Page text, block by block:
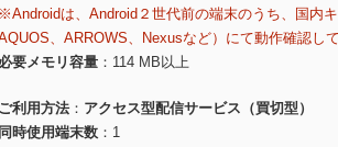
※Androidは、Android２世代前の端末のうち、国内
、ARROWS、Nexusなど）にて動作確認し
必要メモリ容量
114 MB以上
ご利用方法
アクセス型配信サービス（買切型）
同時使用端末数
1